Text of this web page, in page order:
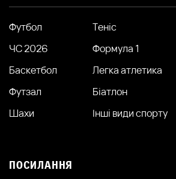
Футбол Теніс
ЧС 2026
Формула 1
Баскетбол
Легка атлетика
Футзал
Біатлон
Шахи
Інші види спорту
ПОСИЛАННЯ